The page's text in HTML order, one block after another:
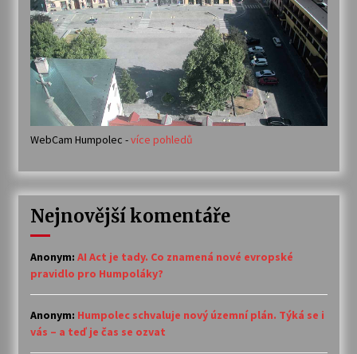
WebCam Humpolec -více pohledů
Nejnovější komentáře
Anonym: AI Act je tady. Co znamená nové evropské
pravidlo pro Humpoláky?
Anonym: Humpolec schvaluje nový územní plán. Týká se i
vás – a teď je čas se ozvat